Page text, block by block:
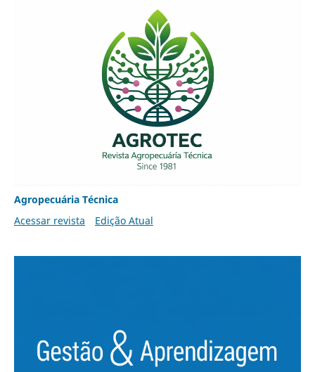
Agropecuária Técnica
Acessar revista
Edição Atual